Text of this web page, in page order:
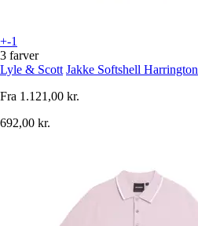
+-1
3 farver
Lyle & Scott Jakke Softshell Harrington
Fra 1.121,00 kr.
692,00 kr.